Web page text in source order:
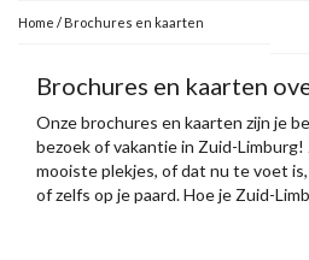
Met de auto
Visvergunningen
Brochures en kaarten
Plattegronden
Uit de streek
Home / Brochures en kaarten
Brochures en kaarten
Onze brochures en kaarten zijn je
bezoek of vakantie in Zuid-Limburg!
mooiste plekjes, of dat nu te voet
of zelfs op je paard. Hoe je Zuid-